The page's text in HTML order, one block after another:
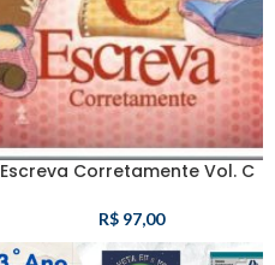
Escreva Corretamente Vol. C
R$ 97,00